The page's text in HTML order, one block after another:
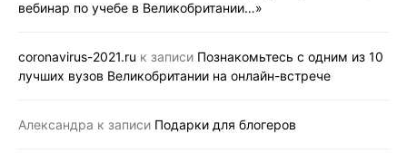
вебинар по учебе в Великобритании…»
coronavirus-2021.ru к записи Познакомьтесь с одним из 10
лучших вузов Великобритании на онлайн-встрече
Александра к записи Подарки для блогеров